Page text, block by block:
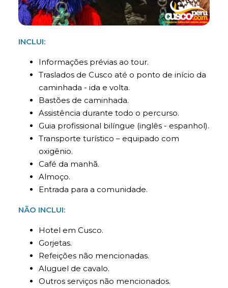
INCLUI:
Informações prévias ao tour.
Traslados de Cusco até o ponto de início da
caminhada - ida e volta.
Bastões de caminhada.
Assistência durante todo o percurso.
Guia profissional bilíngue (inglês - espanhol).
Transporte turístico – equipado com
oxigênio.
Café da manhã.
Almoço.
Entrada para a comunidade.
NÃO INCLUI:
Hotel em Cusco.
Gorjetas.
Refeições não mencionadas.
Aluguel de cavalo.
Outros serviços não mencionados.